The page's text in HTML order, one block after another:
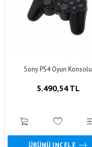
Sony PS4 Oyun Konsolu
5.490,54 TL
ÜRÜNÜ İNCELE